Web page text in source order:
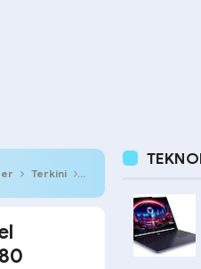
Terkini Polres Merauke